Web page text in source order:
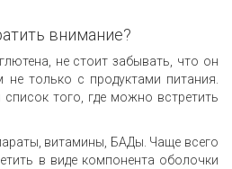
внимание?
не стоит забывать, что он
только с продуктами питания.
того, где можно встретить
витамины, БАДы. Чаще всего
в виде компонента оболочки